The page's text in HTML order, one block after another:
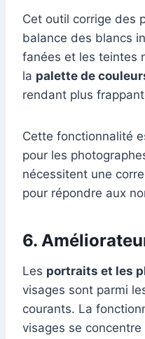
Cet outil corrige des
balance des blancs
fanées et les teintes
la palette de
rendant plus
Cette fonctionnalité
pour les
nécessitent une
pour répondre aux
6.
Les portraits et les
visages sont parmi
courants. La
visages se